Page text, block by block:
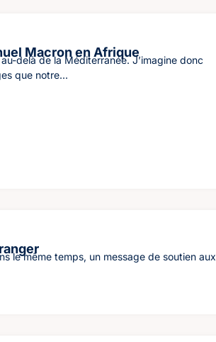
Macron en Afrique
delà de la Méditerranée. J’imagine donc
que notre...
le même temps, un message de soutien aux